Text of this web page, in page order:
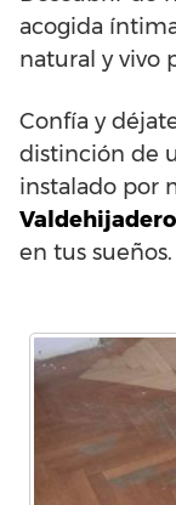
acogida
natural y vivo
Confía y
distinción de
instalado por
en tus sueños.